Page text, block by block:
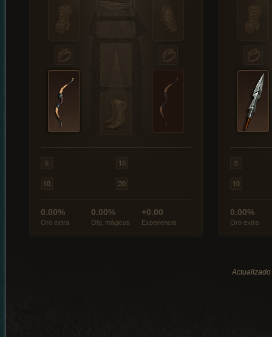
0.00%
Oro extra
0.00%
Obj. mágicos
+0.00
Experiencia
0.00%
Oro extra